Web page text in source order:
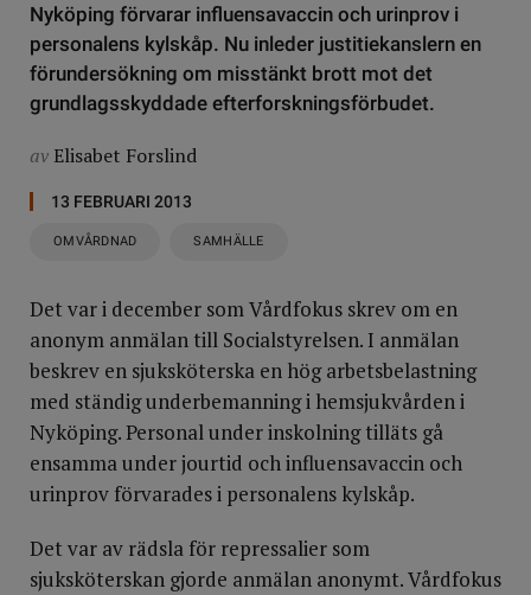
Nyköping förvarar influensavaccin och urinprov i
personalens kylskåp. Nu inleder justitiekanslern en
förundersökning om misstänkt brott mot det
grundlagsskyddade efterforskningsförbudet.
av Elisabet Forslind
13 FEBRUARI 2013
OMVÅRDNAD SAMHÄLLE
Det var i december som Vårdfokus skrev om en
anonym anmälan till Socialstyrelsen. I anmälan
beskrev en sjuksköterska en hög arbetsbelastning
med ständig underbemanning i hemsjukvården i
Nyköping. Personal under inskolning tilläts gå
ensamma under jourtid och influensavaccin och
urinprov förvarades i personalens kylskåp.
Det var av rädsla för repressalier som
sjuksköterskan gjorde anmälan anonymt. Vårdfokus